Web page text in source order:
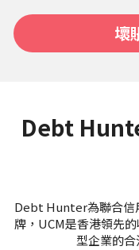
壞
Debt
Debt Hunter為聯合信
牌，UCM是香港領先
型企業的合